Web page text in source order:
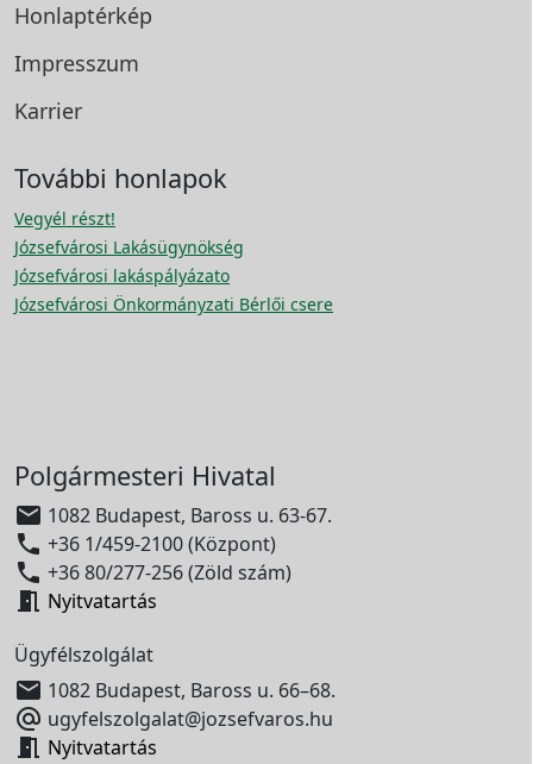
Honlaptérkép
Impresszum
Karrier
További honlapok
Vegyél részt!
Józsefvárosi Lakásügynökség
Józsefvárosi lakáspályázato
Józsefvárosi Önkormányzati Bérlői csere
Polgármesteri Hivatal
 1082 Budapest, Baross u. 63-67.
 +36 1/459-2100 (Központ)
 +36 80/277-256 (Zöld szám)
 Nyitvatartás
Ügyfélszolgálat
 1082 Budapest, Baross u. 66–68.
 ugyfelszolgalat@jozsefvaros.hu
 Nyitvatartás